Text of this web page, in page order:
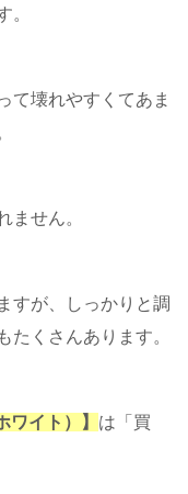
。
て壊れやすくてあま
ません。
すが、しっかりと調
たくさんあります。
イト）】 は「買